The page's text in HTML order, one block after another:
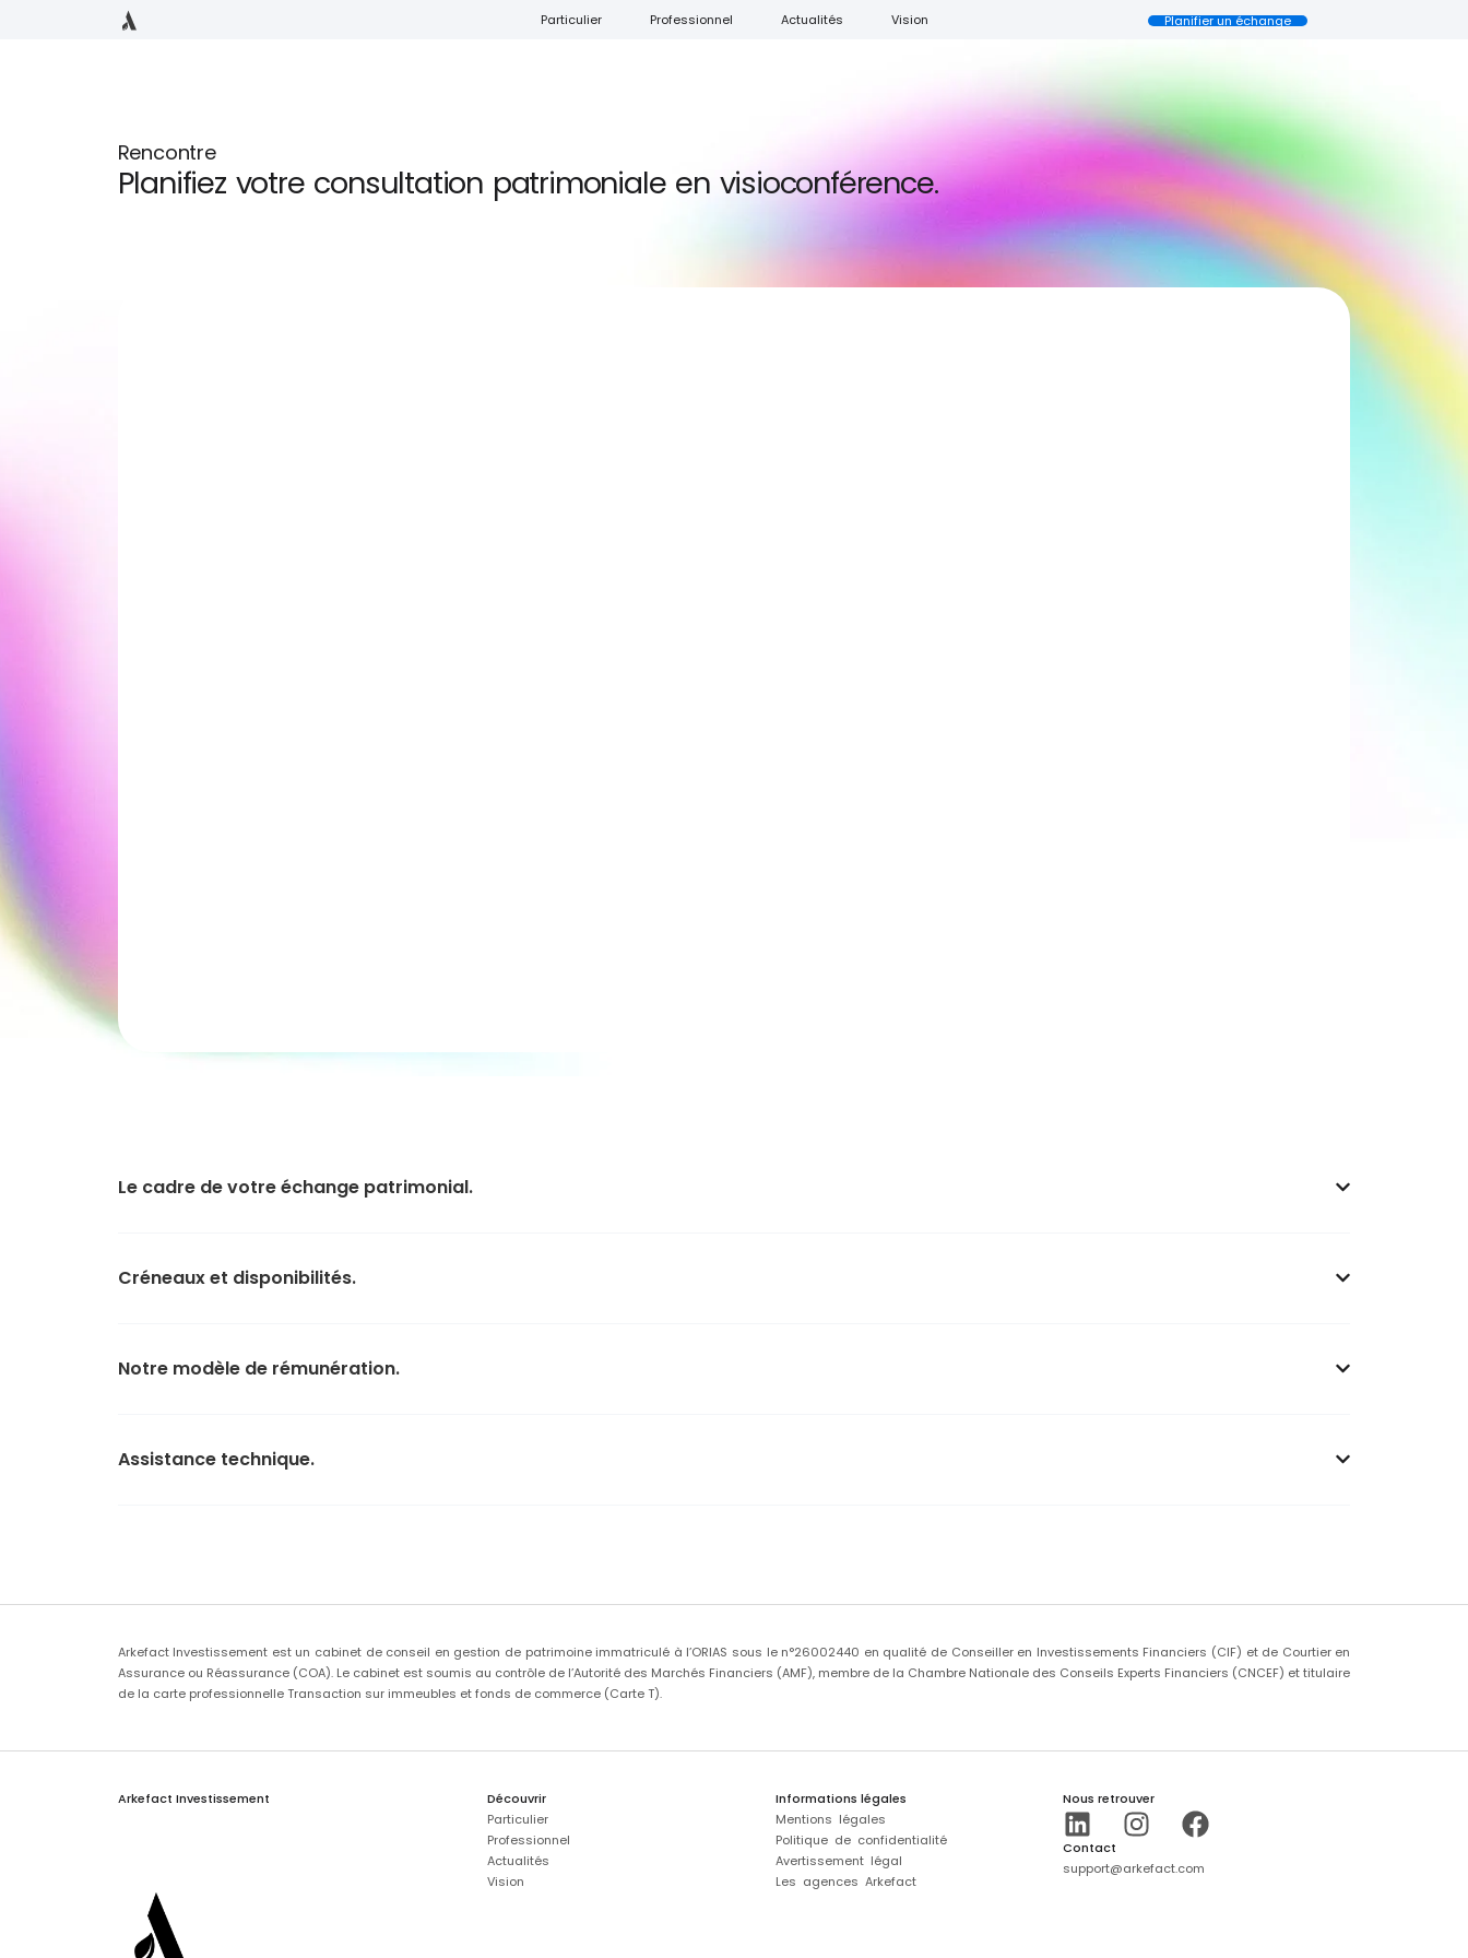
Particulier Professionnel Actualités Vision Planifier un échange
Rencontre
Planifiez votre consultation patrimoniale en visioconférence.
Le cadre de votre échange patrimonial.
Créneaux et disponibilités.
Notre modèle de rémunération.
Assistance technique.
Arkefact Investissement est un cabinet de conseil en gestion de patrimoine immatriculé à l’ORIAS sous le n°26002440 en qualité de Conseiller en Investissements Financiers (CIF) et de Courtier en
Assurance ou Réassurance (COA). Le cabinet est soumis au contrôle de l’Autorité des Marchés Financiers (AMF), membre de la Chambre Nationale des Conseils Experts Financiers (CNCEF) et titulaire
de la carte professionnelle Transaction sur immeubles et fonds de commerce (Carte T).
Arkefact Investissement
Découvrir
Particulier
Professionnel
Actualités
Vision
Informations légales
Mentions légales
Politique de confidentialité
Avertissement légal
Les agences Arkefact
Nous retrouver
Contact
support@arkefact.com